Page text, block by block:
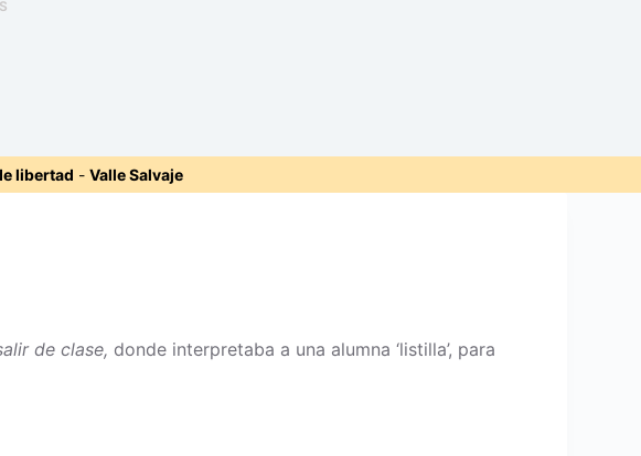
libertad - Valle Salvaje
de clase, donde interpretaba a una alumna ‘listilla’, para